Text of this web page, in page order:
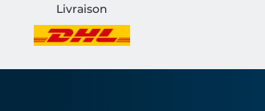
Livraison